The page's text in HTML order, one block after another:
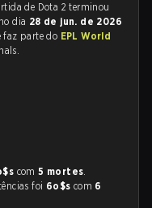
de Dota 2 terminou
dia 28 de jun. de 2026
faz parte do EPL World
com5 mortes.
foi 6o$s com 6